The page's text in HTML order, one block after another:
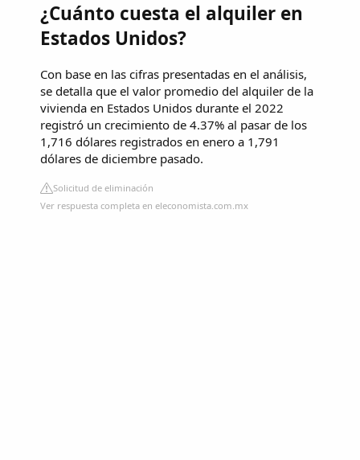
¿Cuánto cuesta el alquiler en
Estados Unidos?
Con base en las cifras presentadas en el análisis,
se detalla que el valor promedio del alquiler de la
vivienda en Estados Unidos durante el 2022
registró un crecimiento de 4.37% al pasar de los
1,716 dólares registrados en enero a 1,791
dólares de diciembre pasado.
Solicitud de eliminación
Ver respuesta completa en eleconomista.com.mx